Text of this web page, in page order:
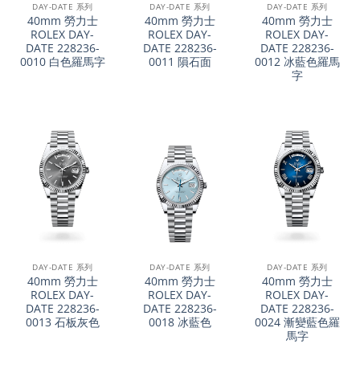
DAY-DATE 系列
40mm 勞力士
ROLEX DAY-
DATE 228236-
0010 白色羅馬字
DAY-DATE 系列
40mm 勞力士
ROLEX DAY-
DATE 228236-
0011 隕石面
DAY-DATE 系列
40mm 勞力士
ROLEX DAY-
DATE 228236-
0012 冰藍色羅馬
字
DAY-DATE 系列
40mm 勞力士
ROLEX DAY-
DATE 228236-
0013 石板灰色
DAY-DATE 系列
40mm 勞力士
ROLEX DAY-
DATE 228236-
0018 冰藍色
DAY-DATE 系列
40mm 勞力士
ROLEX DAY-
DATE 228236-
0024 漸變藍色羅
馬字